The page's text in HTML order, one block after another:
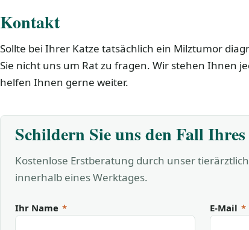
Kontakt
Sollte bei Ihrer Katze tatsächlich ein Milztumor
Sie nicht uns um Rat zu fragen. Wir stehen Ihnen
helfen Ihnen gerne weiter.
Schildern Sie uns den Fall
Kostenlose Erstberatung durch unser
innerhalb eines Werktages.
Ihr Name * E-Mail *